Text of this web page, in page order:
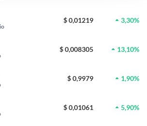
$ 0,01219 3,30%
$ 0,008305 13,10%
$ 0,9979 1,90%
$ 0,01061 5,90%